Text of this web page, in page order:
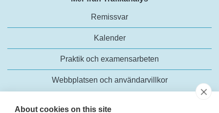
About cookies on this site
Remissvar
Kalender
Praktik och examensarbeten
Webbplatsen och användarvillkor